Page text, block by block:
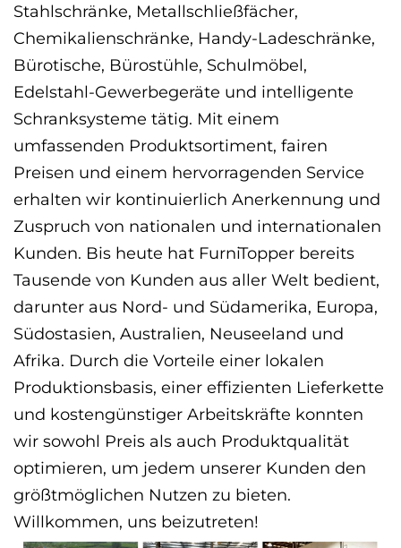
Stahlschränke, Metallschließfächer,
Chemikalienschränke, Handy-Ladeschränke,
Bürotische, Bürostühle, Schulmöbel,
Edelstahl-Gewerbegeräte und intelligente
Schranksysteme tätig. Mit einem
umfassenden Produktsortiment, fairen
Preisen und einem hervorragenden Service
erhalten wir kontinuierlich Anerkennung und
Zuspruch von nationalen und internationalen
Kunden. Bis heute hat FurniTopper bereits
Tausende von Kunden aus aller Welt bedient,
darunter aus Nord- und Südamerika, Europa,
Südostasien, Australien, Neuseeland und
Afrika. Durch die Vorteile einer lokalen
Produktionsbasis, einer effizienten Lieferkette
und kostengünstiger Arbeitskräfte konnten
wir sowohl Preis als auch Produktqualität
optimieren, um jedem unserer Kunden den
größtmöglichen Nutzen zu bieten.
Willkommen, uns beizutreten!